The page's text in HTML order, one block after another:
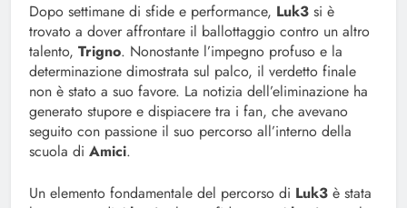
Dopo settimane di sfide e performance, Luk3 si è
trovato a dover affrontare il ballottaggio contro un altro
talento, Trigno. Nonostante l’impegno profuso e la
determinazione dimostrata sul palco, il verdetto finale
non è stato a suo favore. La notizia dell’eliminazione ha
generato stupore e dispiacere tra i fan, che avevano
seguito con passione il suo percorso all’interno della
scuola di Amici.
Un elemento fondamentale del percorso di Luk3 è stata